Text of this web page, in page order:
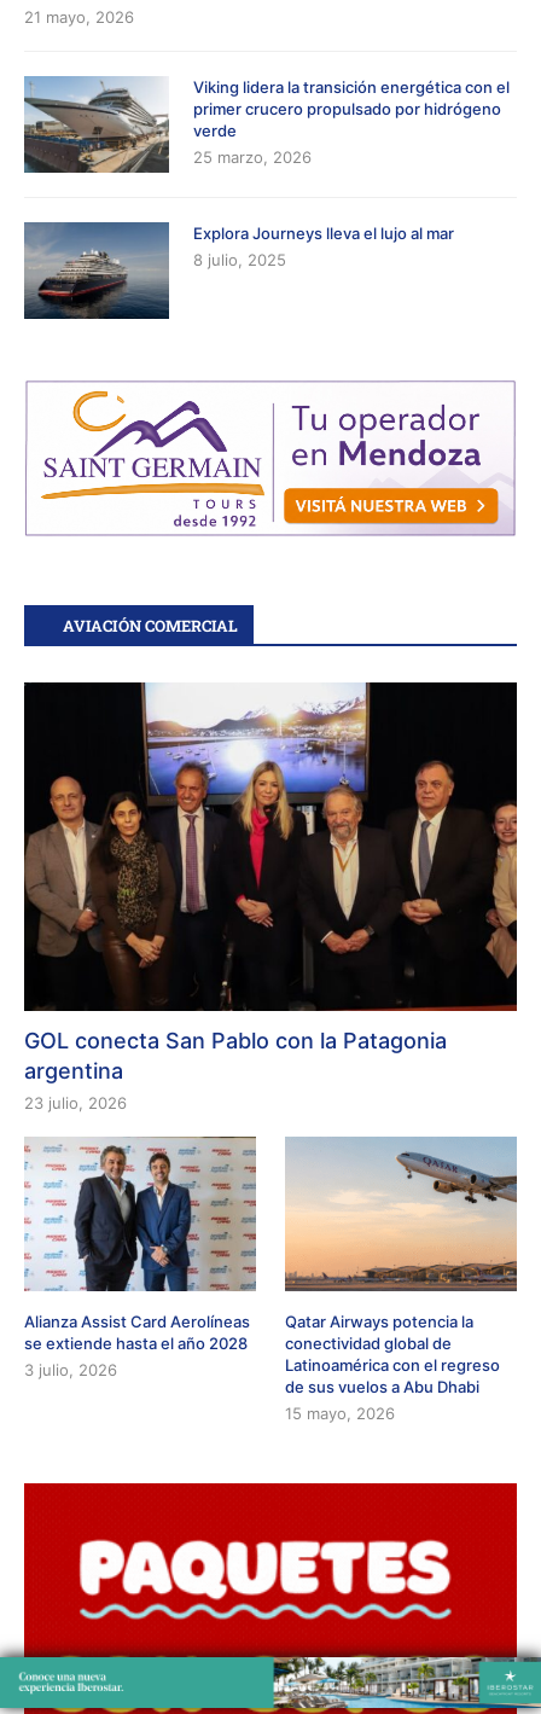
21 mayo, 2026
Viking lidera la transición energética con el
primer crucero propulsado por hidrógeno
verde
25 marzo, 2026
Explora Journeys lleva el lujo al mar
8 julio, 2025
AVIACIÓN COMERCIAL
GOL conecta San Pablo con la Patagonia
argentina
23 julio, 2026
Alianza Assist Card Aerolíneas
se extiende hasta el año 2028
3 julio, 2026
Qatar Airways potencia la
conectividad global de
Latinoamérica con el regreso
de sus vuelos a Abu Dhabi
15 mayo, 2026